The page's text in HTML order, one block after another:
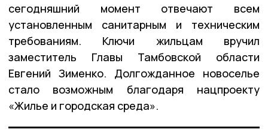
сегодняшний момент отвечают всем
установленным санитарным и техническим
требованиям. Ключи жильцам вручил
заместитель Главы Тамбовской области
Евгений Зименко. Долгожданное новоселье
стало возможным благодаря нацпроекту
«Жилье и городская среда».